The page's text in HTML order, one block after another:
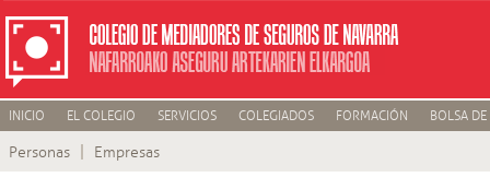
INICIO EL COLEGIO SERVICIOS COLEGIADOS FORMACIÓN BOLSA
Personas Empresas